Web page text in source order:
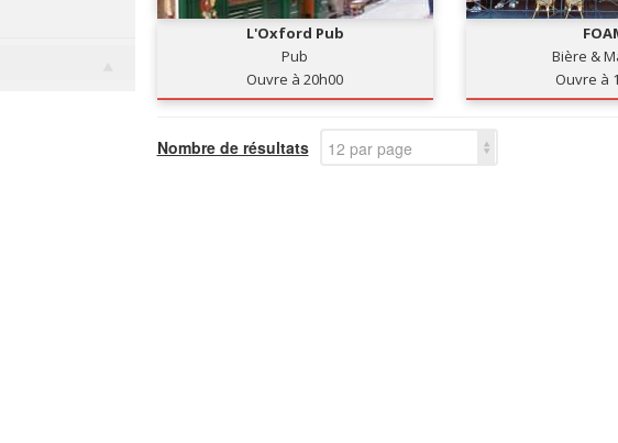
L'Oxford Pub
Pub
Ouvre à 20h00
Bière &
Ouvre à
Nombre de résultats 12 par page